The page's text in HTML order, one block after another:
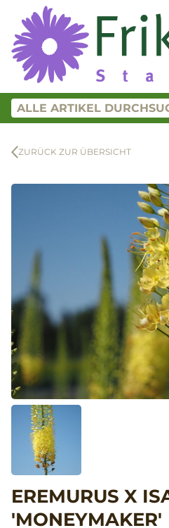
ZURÜCK ZUR ÜBERSICHT
EREMURUS X
'MONEYMAKER'